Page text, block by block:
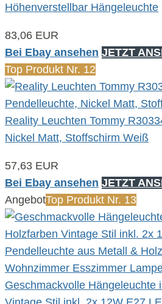
Höhenverstellbar Hängeleuchte
83,06 EUR
Bei Ebay ansehen JETZT
Top Produkt Nr. 12
Reality Leuchten Tommy
Nickel Matt, Stoffschirm Weiß
57,63 EUR
Bei Ebay ansehen JETZT
AngebotTop Produkt Nr. 13
Geschmackvolle Hängeleuchte